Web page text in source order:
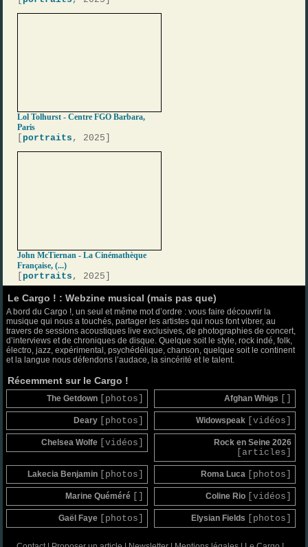
Lol Tolhurst - Centre FGO Barbara,
Paris
portraits , 2025]
John McTiernan - La Cinémathèque
Française, (...)
portraits , 2025]
Le Cargo ! : Webzine musical (mais pas que)
A bord du Cargo !, un seul et même mot d’ordre : vous faire découvrir la
musique qui nous a touchés, partager les artistes qui nous font vibrer, au
travers de sessions acoustiques live exclusives, de photographies de concert,
d’interviews et de chroniques de disque. Quelque soit le style, rock indé, folk,
électro, jazz, expérimental, psychédélique, chanson, quelque soit le continent
et la langue nous défendons l’audace, la sincérité et le talent.
Récemment sur le Cargo !
The Getdown [photos] Afghan Whigs
Deary [photos] Widowspeak [vidéos]
Chelsea Wolfe [vidéos] Rock en Seine 2026
[articles]
Lakecia Benjamin [photos] Roma Luca [photos]
Marine Quéméré Coline Rio [vidéos]
Gaël Faye [photos] Elysian Fields [photos]